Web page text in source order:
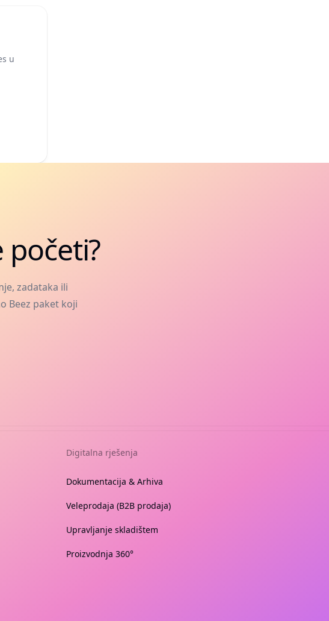
u
zadataka ili
Beez paket koji
Digitalna rješenja
Dokumentacija & Arhiva
Veleprodaja (B2B prodaja)
Upravljanje skladištem
Proizvodnja 360°